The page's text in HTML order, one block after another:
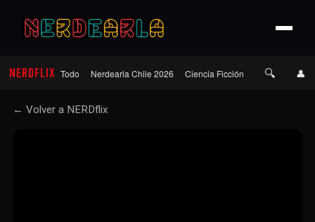
NERDFLIX Todo Nerdearla Chile 2026 Ciencia Ficción Terror
🔍 👤
← Volver a NERDflix